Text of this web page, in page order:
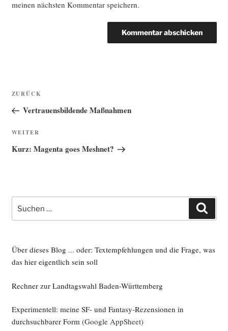
meinen nächsten Kommentar speichern.
Beitragsnavigation
Vorheriger
Beitrag
ZURÜCK
Vertrauensbildende Maßnahmen
Nächster
Beitrag
WEITER
Kurz: Magenta goes Meshnet?
nach:
Über dieses Blog ... oder: Textempfehlungen und die Frage, was
das hier eigentlich sein soll
Rechner zur Landtagswahl Baden-Württemberg
Experimentell: meine SF- und Fantasy-Rezensionen in
durchsuchbarer Form(Google AppSheet)